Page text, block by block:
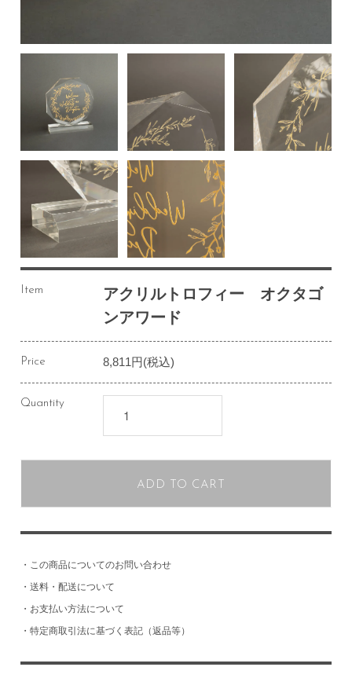
Item
アクリルトロフィー オクタゴ
ンアワード
Price 8,811円(税込)
Quantity
ADD TO CART
・ この商品についてのお問い合わせ
・ 送料・配送について
・ お支払い方法について
・ 特定商取引法に基づく表記（返品等）